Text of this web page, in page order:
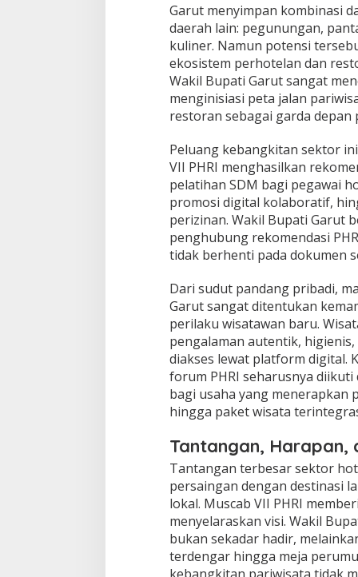
Garut menyimpan kombinasi
daerah lain: pegunungan,
kuliner. Namun potensi
ekosistem perhotelan dan
Wakil Bupati Garut sangat
menginisiasi peta jalan
restoran sebagai garda depan
Peluang kebangkitan sektor
VII PHRI menghasilkan
pelatihan SDM bagi pegawai
promosi digital kolaboratif,
perizinan. Wakil Bupati Garut
penghubung rekomendasi
tidak berhenti pada dokumen
Dari sudut pandang pribadi,
Garut sangat ditentukan
perilaku wisatawan baru.
pengalaman autentik,
diakses lewat platform digital.
forum PHRI seharusnya
bagi usaha yang menerapkan
hingga paket wisata
Tantangan,
Tantangan terbesar sektor
persaingan dengan destinasi
lokal. Muscab VII PHRI
menyelaraskan visi. Wakil
bukan sekadar hadir,
terdengar hingga meja